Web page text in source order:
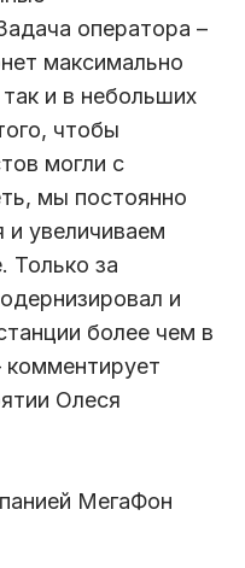
оператора –
максимально
и в небольших
чтобы
могли с
мы постоянно
увеличиваем
Только за
и
более чем в
комментирует
Олеся
МегаФон